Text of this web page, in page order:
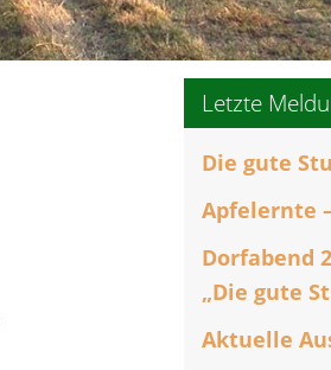
Letzte
Die gute
Apfelernte
Dorfabend
„Die gute
Aktuelle